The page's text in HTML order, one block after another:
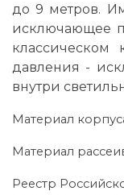
до 9 метров.
исключающее
классическом
давления -
внутри
Материал
Материал
Реестр